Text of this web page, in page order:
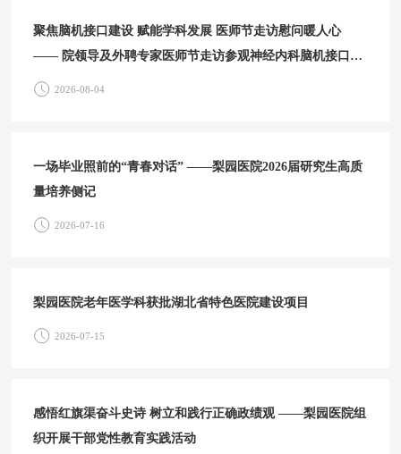
聚焦脑机接口建设 赋能学科发展 医师节走访慰问暖人心
—— 院领导及外聘专家医师节走访参观神经内科脑机接口中
心
2026-08-04
一场毕业照前的“青春对话” ——梨园医院2026届研究生高质
量培养侧记
2026-07-16
梨园医院老年医学科获批湖北省特色医院建设项目
2026-07-15
感悟红旗渠奋斗史诗 树立和践行正确政绩观 ——梨园医院组
织开展干部党性教育实践活动